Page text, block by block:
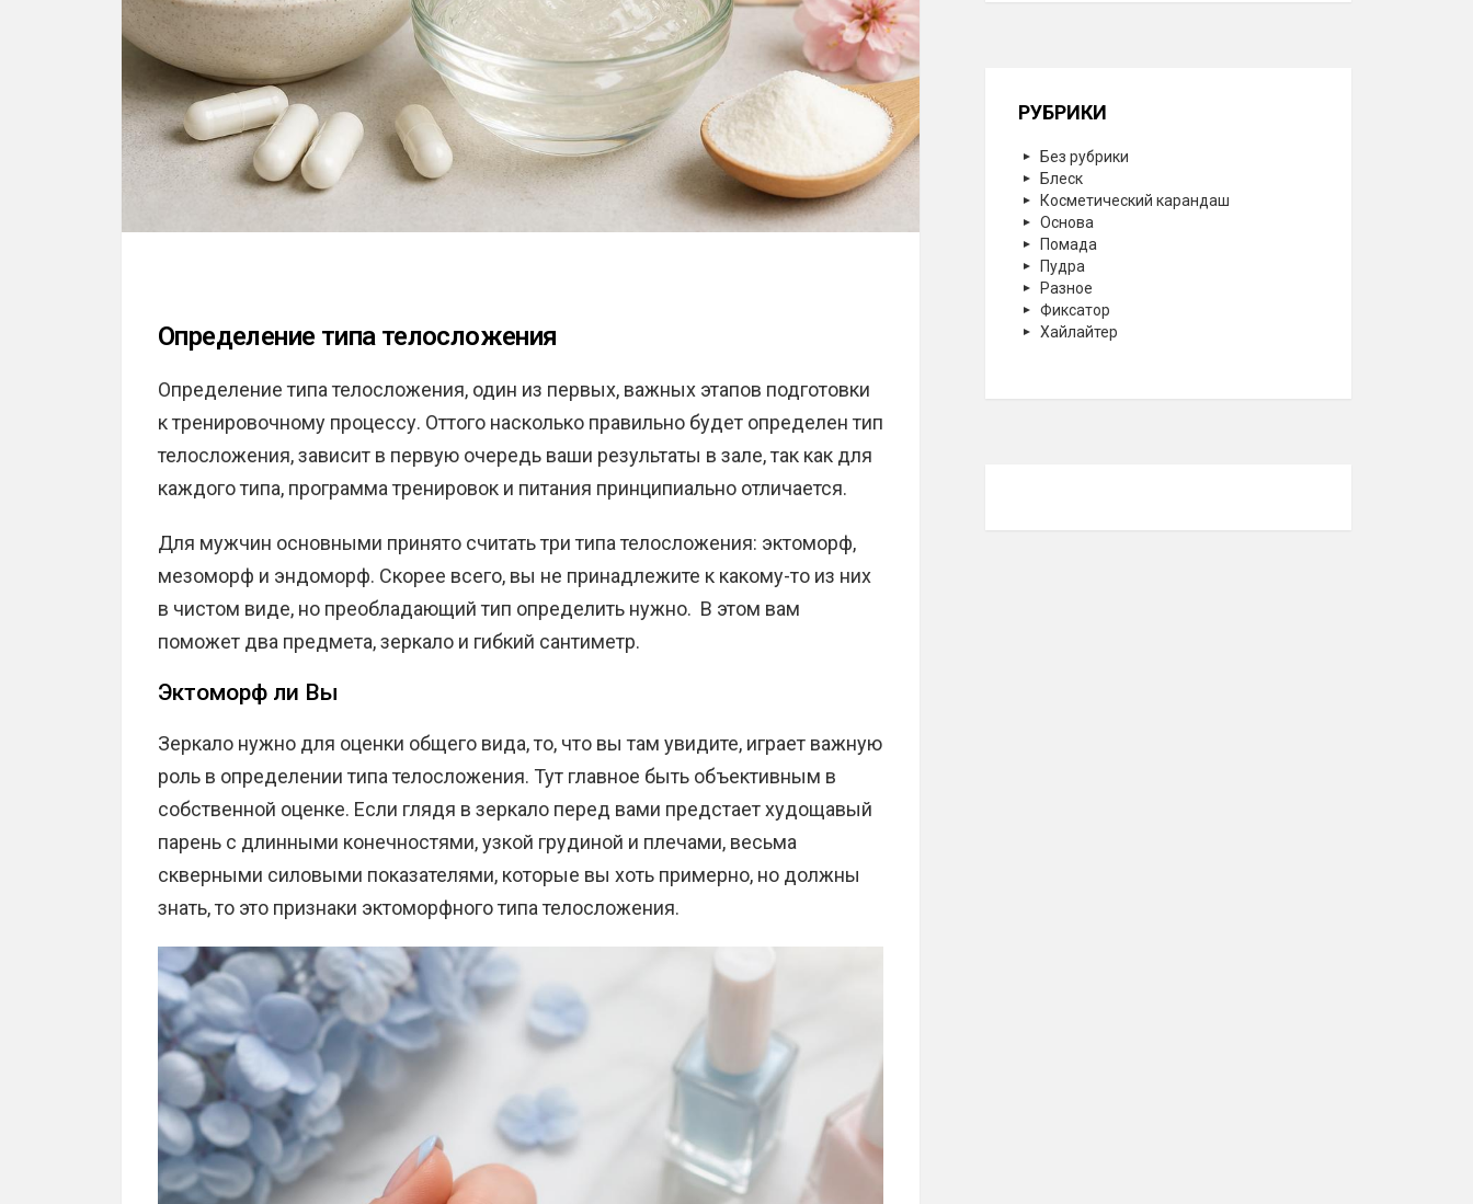
Определение типа телосложения
Определение типа телосложения, один из первых, важных этапов подготовки
к тренировочному процессу. Оттого насколько правильно будет определен тип
телосложения, зависит в первую очередь ваши результаты в зале, так как для
каждого типа, программа тренировок и питания принципиально отличается.
Для мужчин основными принято считать три типа телосложения: эктоморф,
мезоморф и эндоморф. Скорее всего, вы не принадлежите к какому-то из них
в чистом виде, но преобладающий тип определить нужно. В этом вам
поможет два предмета, зеркало и гибкий сантиметр.
Эктоморф ли Вы
Зеркало нужно для оценки общего вида, то, что вы там увидите, играет важную
роль в определении типа телосложения. Тут главное быть объективным в
собственной оценке. Если глядя в зеркало перед вами предстает худощавый
парень с длинными конечностями, узкой грудиной и плечами, весьма
скверными силовыми показателями, которые вы хоть примерно, но должны
знать, то это признаки эктоморфного типа телосложения.
РУБРИКИ
Без рубрики
Блеск
Косметический карандаш
Основа
Помада
Пудра
Разное
Фиксатор
Хайлайтер